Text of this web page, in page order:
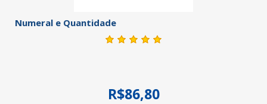
Numeral e Quantidade
R$86,80